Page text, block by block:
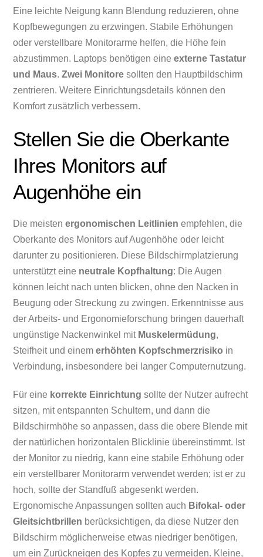
Eine leichte Neigung kann Blendung reduzieren, ohne
Kopfbewegungen zu erzwingen. Stabile Erhöhungen
oder verstellbare Monitorarme helfen, die Höhe fein
abzustimmen. Laptops benötigen eineexterne Tastatur
und Maus.Zwei Monitore sollten den Hauptbildschirm
zentrieren. Weitere Einrichtungsdetails können den
Komfort zusätzlich verbessern.
Stellen Sie die Oberkante
Ihres Monitors auf
Augenhöhe ein
Die meistenergonomischen Leitlinien empfehlen, die
Oberkante des Monitors auf Augenhöhe oder leicht
darunter zu positionieren. Diese Bildschirmplatzierung
unterstützt eine neutrale Kopfhaltung: Die Augen
können leicht nach unten blicken, ohne den Nacken in
Beugung oder Streckung zu zwingen. Erkenntnisse aus
der Arbeits- und Ergonomieforschung bringen dauerhaft
ungünstige Nackenwinkel mit Muskelermüdung,
Steifheit und einemerhöhten Kopfschmerzrisiko in
Verbindung, insbesondere bei langer Computernutzung.
Für eine korrekte Einrichtung sollte der Nutzer aufrecht
sitzen, mit entspannten Schultern, und dann die
Bildschirmhöhe so anpassen, dass die obere Blende mit
der natürlichen horizontalen Blicklinie übereinstimmt. Ist
der Monitor zu niedrig, kann eine stabile Erhöhung oder
ein verstellbarer Monitorarm verwendet werden; ist er zu
hoch, sollte der Standfuß abgesenkt werden.
Ergonomische Anpassungen sollten auch Bifokal- oder
Gleitsichtbrillen berücksichtigen, da diese Nutzer den
Bildschirm möglicherweise etwas niedriger benötigen,
um ein Zurückneigen des Kopfes zu vermeiden. Kleine,